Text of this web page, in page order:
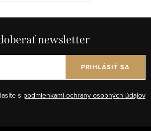
newsletter
s podmienkami ochrany osobných údajov
PRIHLÁSIŤ SA